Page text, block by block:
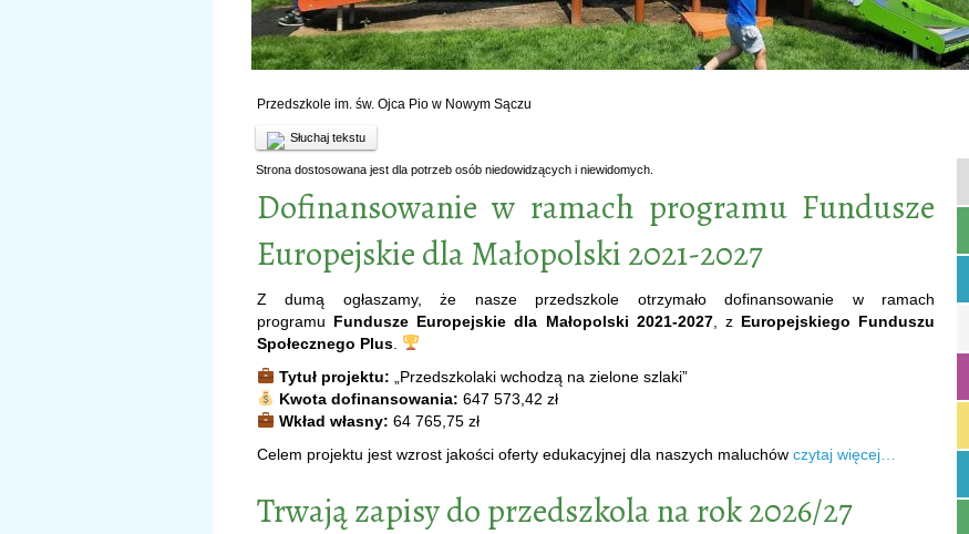
Przedszkole im. św. Ojca Pio w Nowym Sączu
Słuchaj tekstu
Strona dostosowana jest dla potrzeb osób niedowidzących i niewidomych.
Dofinansowanie w ramach programu Fundusze
Europejskie dla Małopolski 2021-2027
Z dumą ogłaszamy, że nasze przedszkole otrzymało dofinansowanie w ramach
programu Fundusze Europejskie dla Małopolski 2021-2027, z Europejskiego Funduszu
Społecznego Plus
Tytuł projektu: „Przedszkolaki wchodzą na zielone szlaki”
Kwota dofinansowania: 647 573,42 zł
Wkład własny: 64 765,75 zł
Celem projektu jest wzrost jakości oferty edukacyjnej dla naszych maluchów czytaj więcej…
Trwają zapisy do przedszkola na rok 2026/27